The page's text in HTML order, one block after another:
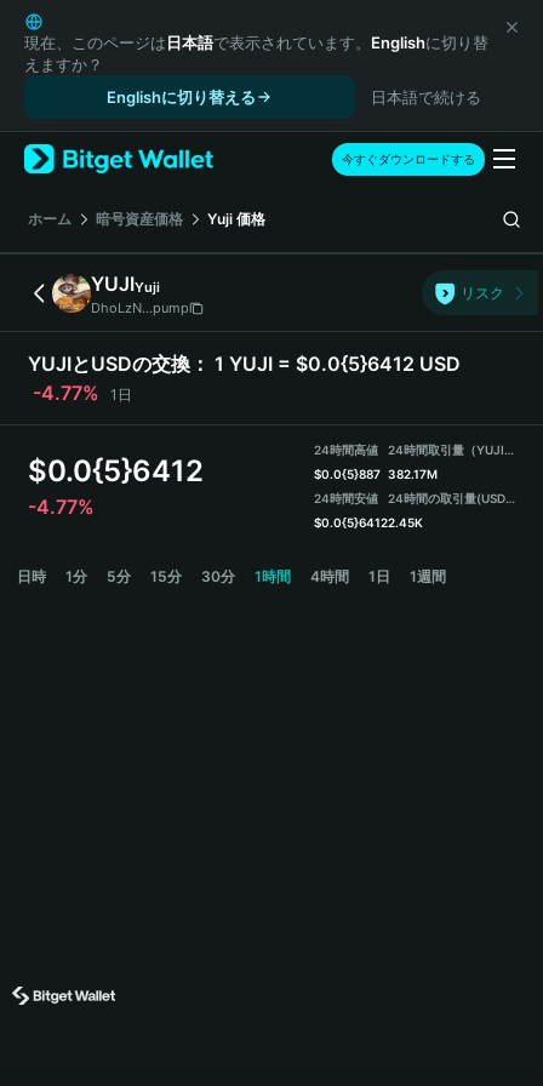
English
日本語
Tiếng Việt
Español (Latinoamérica)
Türkçe
Français
Deutsch
简体中文
繁體中文
Português (Portugal)
Bahasa Indonesia
ภาษาไทย
हिन्दी
Español
Português (Brasil)
現在、このページは日本語で表示されています。 Englishに切り替
えますか？
Englishに切り替える
日本語で続ける
今すぐダウンロードする
ホーム 暗号資産価格 Yuji 価格
YUJIYuji
DhoLzN...pump
リスク
YUJIとUSDの交換： 1 YUJI = $0.0{5}6412 USD
-4.77%
1日
$0.0{5}6412
-4.77%
24時間高値
$0.0{5}887
24時間安値
$0.0{5}6412
24時間取引量（YUJI）
382.17M
24時間の取引量(USDT)
2.45K
日時 1分 5分 15分 30分 1時間 4時間 1日 1週間